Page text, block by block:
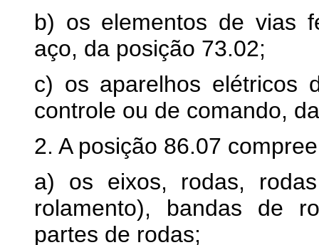
b) os elementos de vias
aço, da posição 73.02;
c) os aparelhos elétricos
controle ou de comando,
2. A posição 86.07
a) os eixos, rodas,
rolamento), bandas de
partes de rodas;